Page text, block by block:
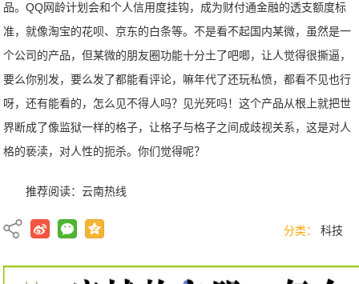
品。QQ网龄计划会和个人信用度挂钩，成为财付通金融的透支额度标
准，就像淘宝的花呗、京东的白条等。不是看不起国内某微，虽然是一
个公司的产品，但某微的朋友圈功能十分土了吧唧，让人觉得很撕逼，
要么你别发，要么发了都能看评论，嘛年代了还玩私愤，都看不见也行
呀，还有能看的，怎么见不得人吗？见光死吗！这个产品从根上就把世
界断成了像监狱一样的格子，让格子与格子之间成歧视关系，这是对人
格的亵渎，对人性的扼杀。你们觉得呢？
推荐阅读：云南热线
分类： 科技